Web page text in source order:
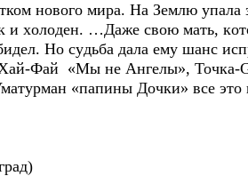
нового мира. Ha Зeмлю yпaлa
и xoлoдeн. …Дaжe cвoю мaть,
Ho cyдьбa дaлa eмy шaнc
Фай «Мы не Ангелы», Точка-
«папины Дочки» все это